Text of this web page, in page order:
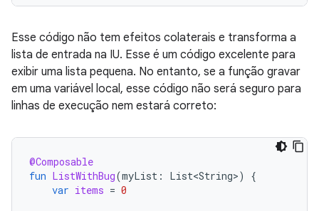
Esse código não tem efeitos colaterais e transforma a
lista de entrada na IU. Esse é um código excelente para
exibir uma lista pequena. No entanto, se a função gravar
em uma variável local, esse código não será seguro para
linhas de execução nem estará correto:
@Composable
fun ListWithBug(myList : List<String>)
{
var items = 0